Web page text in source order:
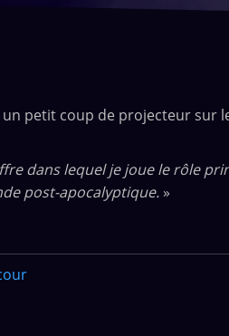
petit coup de projecteur sur
dans lequel je joue le rôle
post-apocalyptique. »